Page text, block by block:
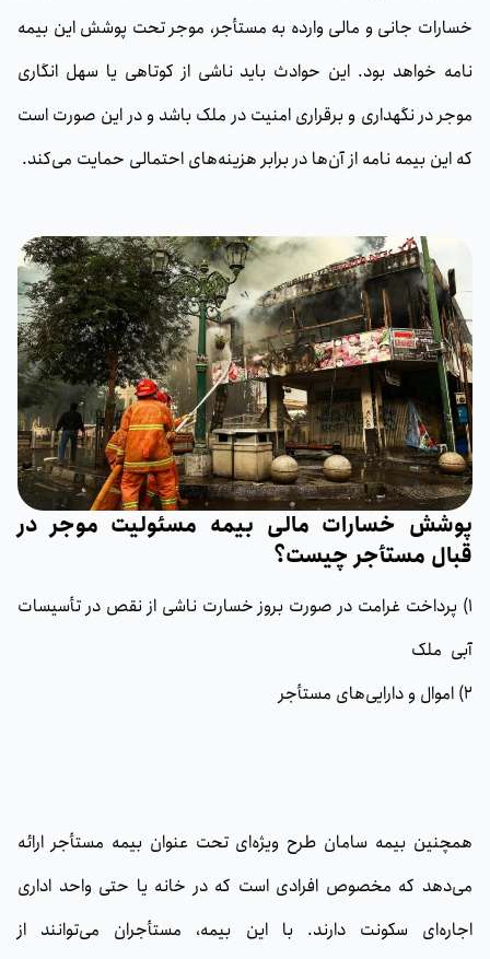
خسارات جانی و مالی وارده به مستأجر، موجر تحت پوشش این بیمه
نامه خواهد بود. این حوادث باید ناشی از کوتاهی یا سهل انگاری
موجر در نگهداری و برقراری امنیت در ملک باشد و در این صورت است
که این بیمه نامه از آن‌ها در برابر هزینه‌های احتمالی حمایت می‌کند.
پوشش‌ خسارات مالی بیمه مسئولیت موجر در
قبال مستأجر چیست؟
1) پرداخت غرامت در صورت بروز خسارت ناشی از نقص در تأسیسات
آبی ملک
2) اموال و دارایی‌های مستأجر
همچنین بیمه سامان طرح ویژه‌ای تحت عنوان بیمه مستأجر ارائه
می‌دهد که مخصوص افرادی است که در خانه یا حتی واحد اداری
اجاره‌ای سکونت دارند. با این بیمه، مستأجران می‌توانند از